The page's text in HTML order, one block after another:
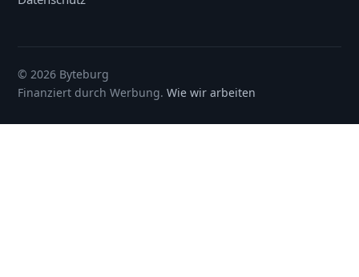
© 2026 Byteburg
Finanziert durch Werbung. Wie wir arbeiten